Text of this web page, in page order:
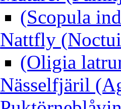
(Scopula
Nattfly
(Oligia
Nässelfjäril